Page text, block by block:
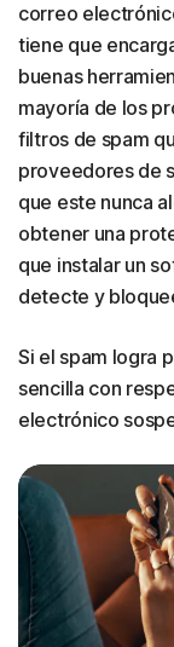
correo
tiene que
buenas
mayoría de los
filtros de spam
proveedores de
que este nunca
obtener una
que instalar un
detecte y
Si el spam logra
sencilla con
electrónico